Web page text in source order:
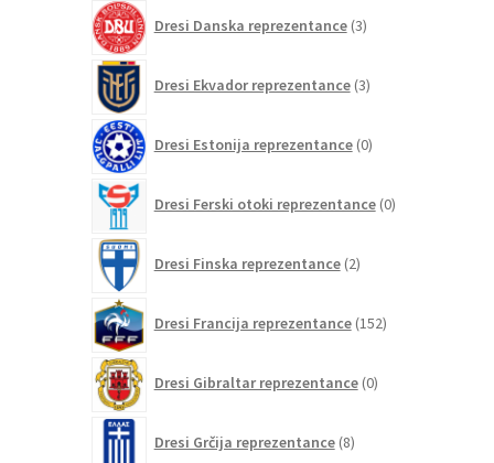
Dresi Danska reprezentance 3izdelki
Dresi Ekvador reprezentance 3izdelki
Dresi Estonija reprezentance 0izdelkov
Dresi Ferski otoki reprezentance 0izdelkov
Dresi Finska reprezentance 2izdelka
Dresi Francija reprezentance 152izdelkov
Dresi Gibraltar reprezentance 0izdelkov
Dresi Grčija reprezentance 8izdelkov